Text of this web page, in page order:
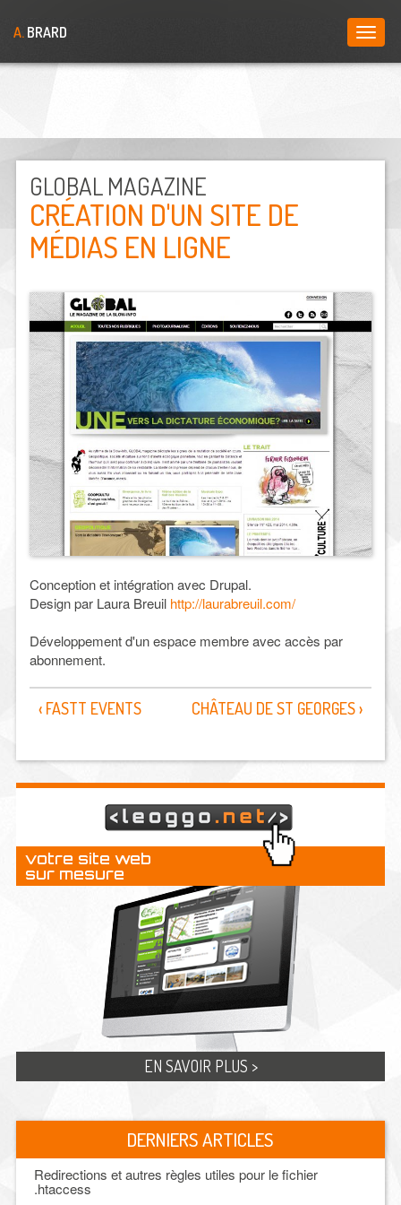
Skip
main
A. BRARD
GLOBAL MAGAZINE
CRÉATION D'UN SITE DE
MÉDIAS EN LIGNE
Conception et intégration avec Drupal.
Design par Laura Breuil http://laurabreuil.com/
Développement d'un espace membre avec accès par
abonnement.
‹ FASTT EVENTS CHÂTEAU DE ST GEORGES ›
votre site web
sur mesure
EN SAVOIR PLUS >
DERNIERS ARTICLES
Redirections et autres règles utiles pour le fichier
.htaccess